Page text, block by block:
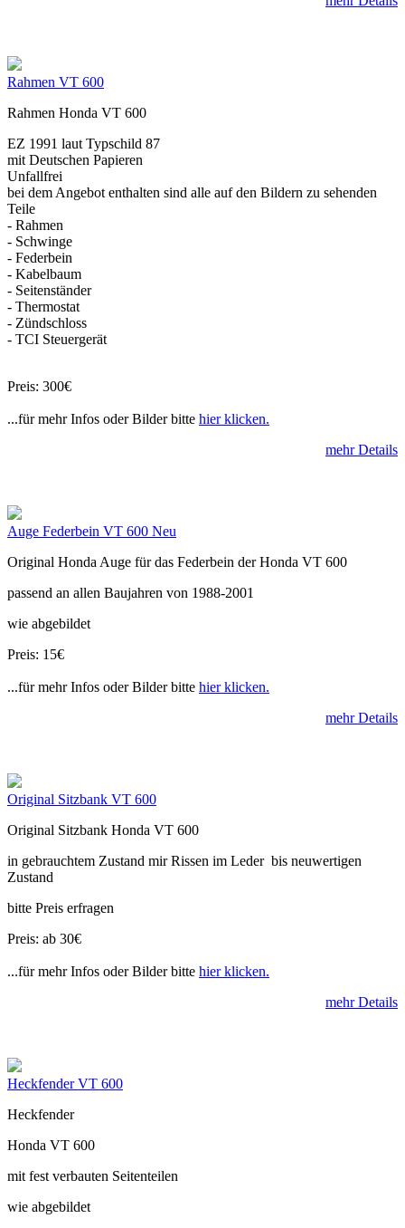
Rahmen VT 600
Rahmen Honda VT 600
EZ 1991 laut Typschild 87
mit Deutschen Papieren
Unfallfrei
bei dem Angebot enthalten sind alle auf den Bildern zu sehenden
Teile
- Rahmen
- Schwinge
- Federbein
- Kabelbaum
- Seitenständer
- Thermostat
- Zündschloss
- TCI Steuergerät
Preis: 300€
...für mehr Infos oder Bilder bitte hier klicken.
mehr Details
Auge Federbein VT 600 Neu
Original Honda Auge für das Federbein der Honda VT 600
passend an allen Baujahren von 1988-2001
wie abgebildet
Preis: 15€
...für mehr Infos oder Bilder bitte hier klicken.
mehr Details
Original Sitzbank VT 600
Original Sitzbank Honda VT 600
in gebrauchtem Zustand mir Rissen im Leder bis neuwertigen
Zustand
bitte Preis erfragen
Preis: ab 30€
...für mehr Infos oder Bilder bitte hier klicken.
mehr Details
Heckfender VT 600
Heckfender
Honda VT 600
mit fest verbauten Seitenteilen
wie abgebildet